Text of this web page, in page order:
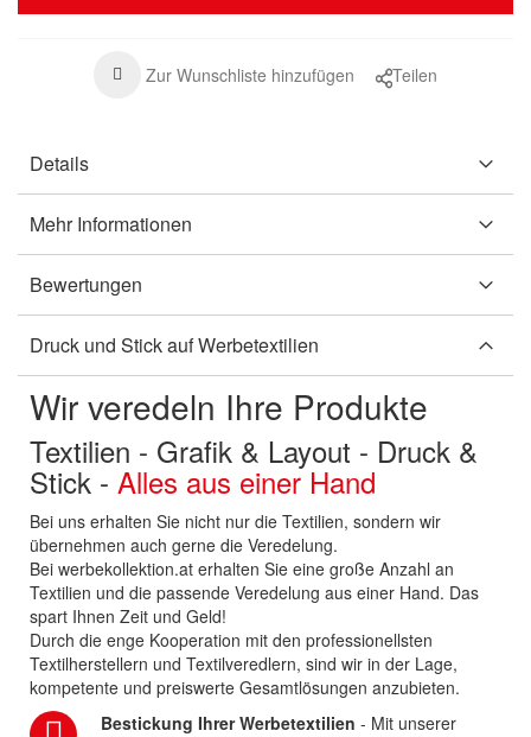
Zur Wunschliste hinzufügen Teilen
Details
Mehr Informationen
Bewertungen
Druck und Stick auf Werbetextilien
Wir veredeln Ihre Produkte
Textilien - Grafik & Layout - Druck &
Stick - Alles aus einer Hand
Bei uns erhalten Sie nicht nur die Textilien, sondern wir
übernehmen auch gerne die Veredelung.
Bei werbekollektion.at erhalten Sie eine große Anzahl an
Textilien und die passende Veredelung aus einer Hand. Das
spart Ihnen Zeit und Geld!
Durch die enge Kooperation mit den professionellsten
Textilherstellern und Textilveredlern, sind wir in der Lage,
kompetente und preiswerte Gesamtlösungen anzubieten.
Bestickung Ihrer Werbetextilien - Mit unserer